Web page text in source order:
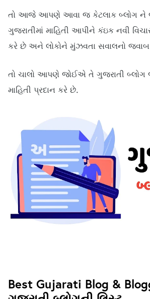
તો આજે આપણે આવા જ કેટલાક બ્લોગ ને
ગુજરાતીમાં માહિતી આપીને કંઇક નવી
કરે છે અને લોકોને મુંઝવતા સવાલનો
તો ચાલો આપણે જોઈએ તે ગુજરાતી બ્લોગ
માહિતી પ્રદાન કરે છે.
Best Gujarati Blog &